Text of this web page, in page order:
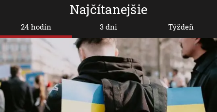
Najčítanejšie
24 hodín 3 dni Týždeň